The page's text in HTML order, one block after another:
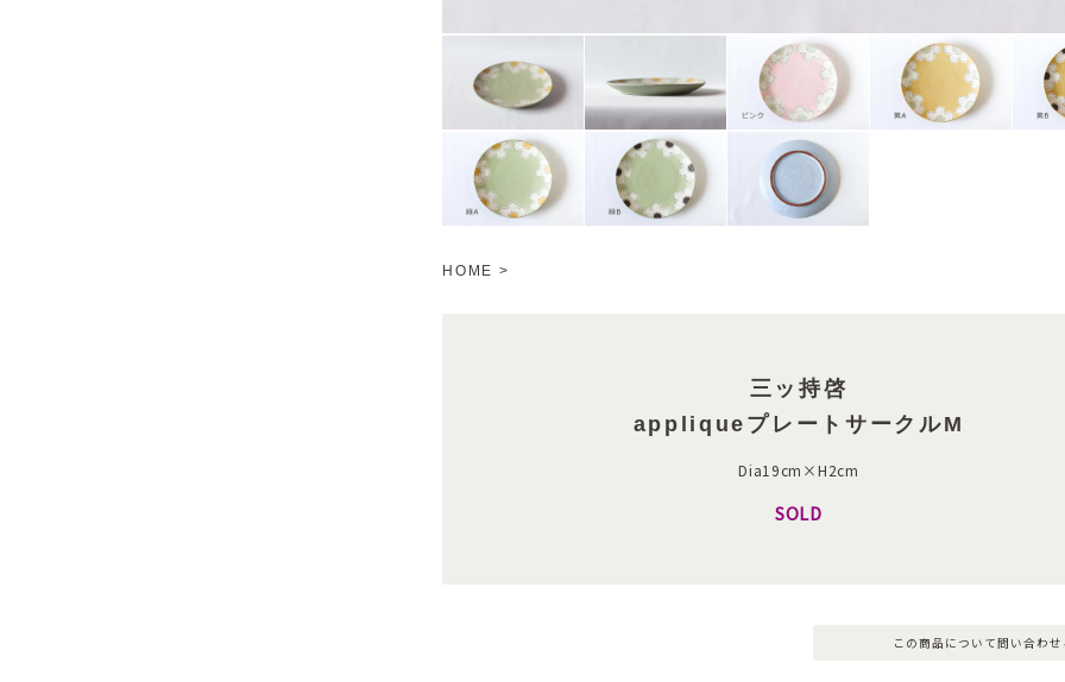
HOME >
三ッ持啓
appliqueプレートサークルM
Dia19cm×H2cm
SOLD
この商品について問い合わせ